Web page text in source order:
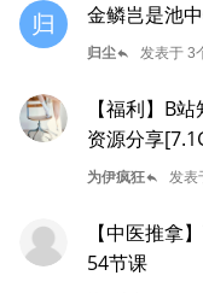
归 金鳞岂是池
归尘reply 发表于 3
【福利】B
资源分享
为伊疯狂reply 发表
【中医推拿
54节课